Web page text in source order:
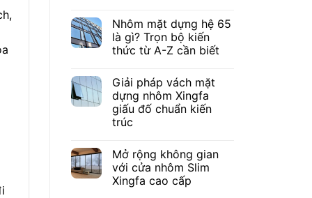
Nhôm mặt dựng hệ 65
là gì? Trọn bộ kiến
thức từ A-Z cần biết
Giải pháp vách mặt
dựng nhôm Xingfa
giấu đố chuẩn kiến
trúc
Mở rộng không gian
với cửa nhôm Slim
Xingfa cao cấp